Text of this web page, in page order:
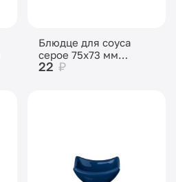
Блюдце для соуса
серое 75х73 мм
высота 30 мм
22 ₽